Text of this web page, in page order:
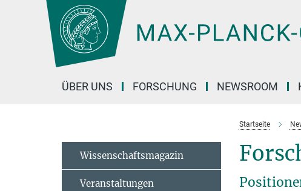
Hauptinhalt
ÜBER UNS FORSCHUNG NEWSROOM
Startseite
Wissenschaftsmagazin
Veranstaltungen